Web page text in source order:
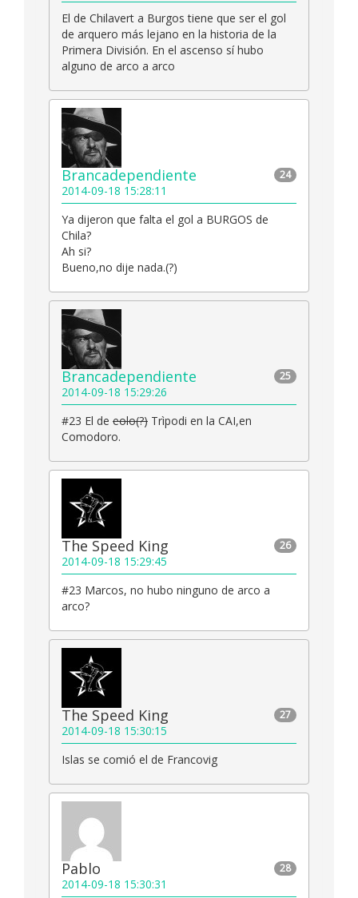
El de Chilavert a Burgos tiene que ser el gol
de arquero más lejano en la historia de la
Primera División. En el ascenso sí hubo
alguno de arco a arco
24
Brancadependiente
2014-09-18 15:28:11
Ya dijeron que falta el gol a BURGOS de
Chila?
Ah si?
Bueno,no dije nada.(?)
25
Brancadependiente
2014-09-18 15:29:26
#23 El de eolo(?) Trìpodi en la CAI,en
Comodoro.
26
The Speed King
2014-09-18 15:29:45
#23 Marcos, no hubo ninguno de arco a
arco?
27
The Speed King
2014-09-18 15:30:15
Islas se comió el de Francovig
28
Pablo
2014-09-18 15:30:31